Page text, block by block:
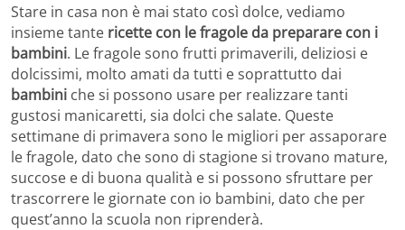
Stare in casa non è mai stato così dolce, vediamo
insieme tante ricette con le fragole da preparare con i
bambini. Le fragole sono frutti primaverili, deliziosi e
dolcissimi, molto amati da tutti e soprattutto dai
bambini che si possono usare per realizzare tanti
gustosi manicaretti, sia dolci che salate. Queste
settimane di primavera sono le migliori per assaporare
le fragole, dato che sono di stagione si trovano mature,
succose e di buona qualità e si possono sfruttare per
trascorrere le giornate con io bambini, dato che per
quest’anno la scuola non riprenderà.